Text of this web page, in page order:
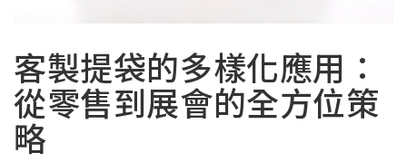
客製提袋的多樣化應用：
從零售到展會的全方位策
略